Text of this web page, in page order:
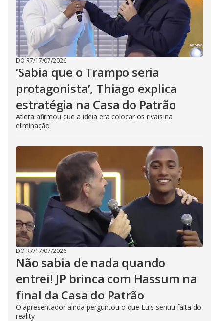
DO R7/17/07/2026
‘Sabia que o Trampo seria
protagonista’, Thiago explica
estratégia na Casa do Patrão
Atleta afirmou que a ideia era colocar os rivais na
eliminação
DO R7/17/07/2026
Não sabia de nada quando
entrei! JP brinca com Hassum na
final da Casa do Patrão
O apresentador ainda perguntou o que Luis sentiu falta do
reality